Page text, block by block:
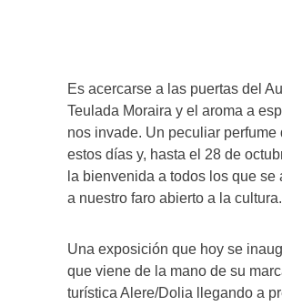
Es acercarse a las puertas del
Teulada Moraira y el aroma a
nos invade. Un peculiar perfume
estos días y, hasta el 28 de
la bienvenida a todos los que se
a nuestro faro abierto a la cultura.
Una exposición que hoy se
que viene de la mano de su
turística Alere/Dolia llegando a